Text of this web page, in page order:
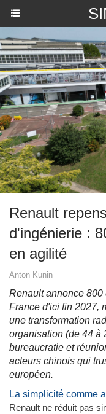
Renault
d'ingénierie :
en agilité
Anton Kunin
Renault annonce
France d'ici fin 2027,
une transformation
organisation (de 44 à
bureaucratie et
acteurs chinois qui
européen.
La simplicité comme
Renault ne réduit pas